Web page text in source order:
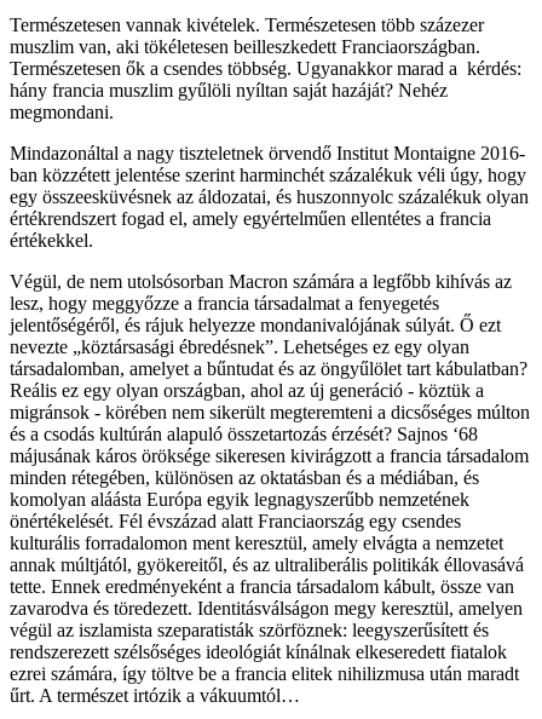
Természetesen vannak kivételek. Természetesen több százezer
muszlim van, aki tökéletesen beilleszkedett Franciaországban.
Természetesen ők a csendes többség. Ugyanakkor marad a kérdés:
hány francia muszlim gyűlöli nyíltan saját hazáját? Nehéz
megmondani.
Mindazonáltal a nagy tiszteletnek örvendő Institut Montaigne 2016-
ban közzétett jelentése szerint harminchét százalékuk véli úgy, hogy
egy összeesküvésnek az áldozatai, és huszonnyolc százalékuk olyan
értékrendszert fogad el, amely egyértelműen ellentétes a francia
értékekkel.
Végül, de nem utolsósorban Macron számára a legfőbb kihívás az
lesz, hogy meggyőzze a francia társadalmat a fenyegetés
jelentőségéről, és rájuk helyezze mondanivalójának súlyát. Ő ezt
nevezte „köztársasági ébredésnek”. Lehetséges ez egy olyan
társadalomban, amelyet a bűntudat és az öngyűlölet tart kábulatban?
Reális ez egy olyan országban, ahol az új generáció - köztük a
migránsok - körében nem sikerült megteremteni a dicsőséges múlton
és a csodás kultúrán alapuló összetartozás érzését? Sajnos ‘68
májusának káros öröksége sikeresen kivirágzott a francia társadalom
minden rétegében, különösen az oktatásban és a médiában, és
komolyan aláásta Európa egyik legnagyszerűbb nemzetének
önértékelését. Fél évszázad alatt Franciaország egy csendes
kulturális forradalomon ment keresztül, amely elvágta a nemzetet
annak múltjától, gyökereitől, és az ultraliberális politikák éllovasává
tette. Ennek eredményeként a francia társadalom kábult, össze van
zavarodva és töredezett. Identitásválságon megy keresztül, amelyen
végül az iszlamista szeparatisták szörföznek: leegyszerűsített és
rendszerezett szélsőséges ideológiát kínálnak elkeseredett fiatalok
ezrei számára, így töltve be a francia elitek nihilizmusa után maradt
űrt. A természet irtózik a vákuumtól…